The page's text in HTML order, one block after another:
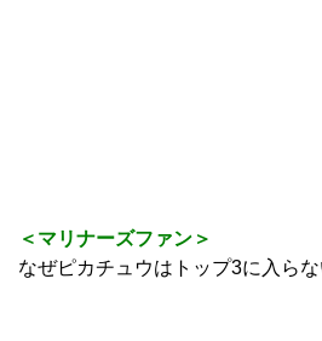
＜マリナーズファン＞
なぜピカチュウはトップ3に入らな